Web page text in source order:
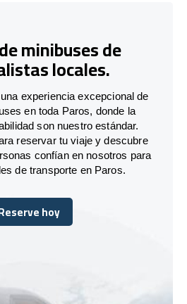
minibuses de
locales.
experiencia excepcional de
en toda Paros, donde la
son nuestro estándar.
reservar tu viaje y descubre
confían en nosotros para
de transporte en Paros.
hoy
hoy